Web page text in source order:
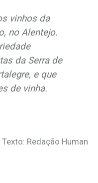
vinhos da
no Alentejo.
da Serra de
e que
de vinha.
Texto: Redação Human